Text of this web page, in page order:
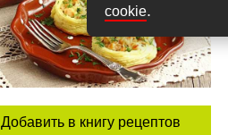
cookie.
Добавить в книгу рецептов